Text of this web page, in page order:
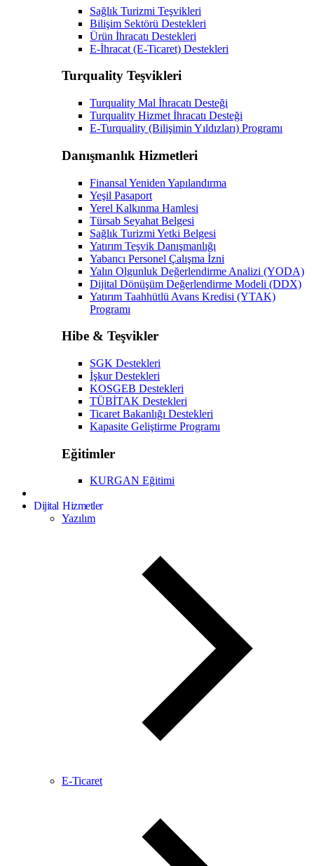
Sağlık Turizmi Teşvikleri
Bilişim Sektörü Destekleri
Ürün İhracatı Destekleri
E-İhracat (E-Ticaret) Destekleri
Turquality Teşvikleri
Turquality Mal İhracatı Desteği
Turquality Hizmet İhracatı Desteği
E-Turquality (Bilişimin Yıldızları) Programı
Danışmanlık Hizmetleri
Finansal Yeniden Yapılandırma
Yeşil Pasaport
Yerel Kalkınma Hamlesi
Türsab Seyahat Belgesi
Sağlık Turizmi Yetki Belgesi
Yatırım Teşvik Danışmanlığı
Yabancı Personel Çalışma İzni
Yalın Olgunluk Değerlendirme Analizi (YODA)
Dijital Dönüşüm Değerlendirme Modeli (DDX)
Yatırım Taahhütlü Avans Kredisi (YTAK)
Programı
Hibe & Teşvikler
SGK Destekleri
İşkur Destekleri
KOSGEB Destekleri
TÜBİTAK Destekleri
Ticaret Bakanlığı Destekleri
Kapasite Geliştirme Programı
Eğitimler
KURGAN Eğitimi
Dijital Hizmetler
Yazılım
E-Ticaret